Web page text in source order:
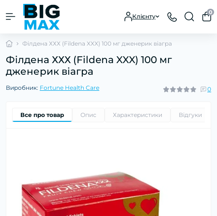
Клієнту
0
Філдена ХХХ (Fildena XXX) 100 мг дженерик віагра
Філдена ХХХ (Fildena XXX) 100 мг
дженерик віагра
Виробник: Fortune Health Care 0
Все про товар Опис Характеристики Відгуки